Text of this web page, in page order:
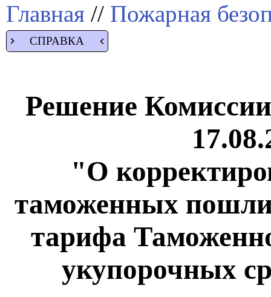
Главная // Пожарная
СПРАВКА
Решение
"О
таможенных
тарифа
укупорочных